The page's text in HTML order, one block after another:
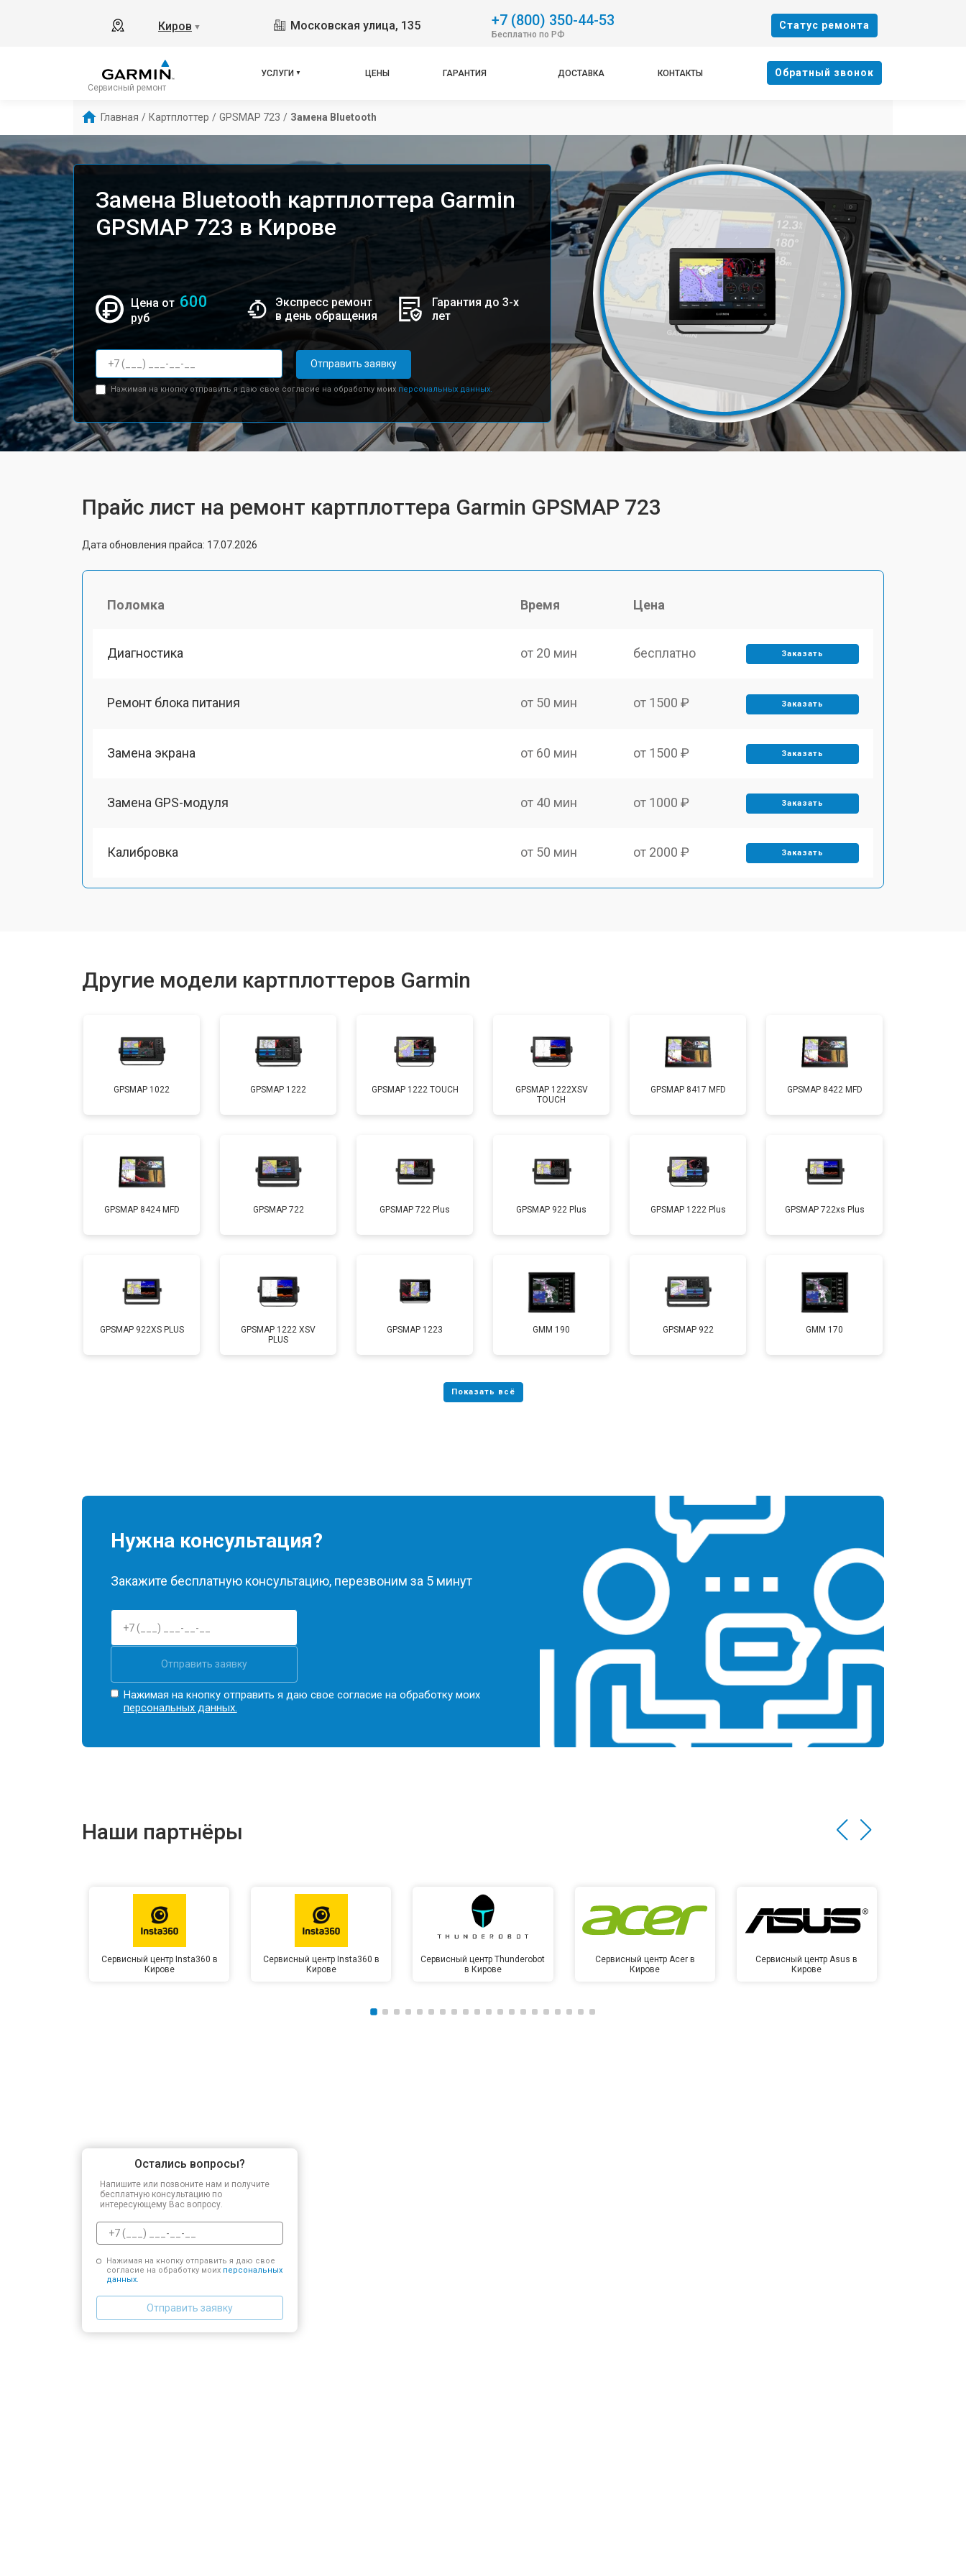
Киров ▼ Московская улица, 135 +7 (800) 350-44-53
Бесплатно по РФ
Cтатус ремонта
Сервисный ремонт
УСЛУГИ ЦЕНЫ ГАРАНТИЯ ДОСТАВКА КОНТАКТЫ Oбратный звонок
Главная / Картплоттер / GPSMAP 723 / Замена Bluetooth
Замена Bluetooth картплоттера Garmin
GPSMAP 723 в Кирове
Цена от 600
руб
Экспресс ремонт
в день обращения
Гарантия до 3-х
лет
Отправить заявку
Нажимая на кнопку отправить я даю свое согласие на обработку моих персональных данных.
Прайс лист на ремонт картплоттера Garmin GPSMAP 723
Дата обновления прайса: 17.07.2026
Поломка Время Цена
Диагностика от 20 мин бесплатно Заказать
Ремонт блока питания от 50 мин от 1500 ₽ Заказать
Замена экрана от 60 мин от 1500 ₽ Заказать
Замена GPS-модуля от 40 мин от 1000 ₽ Заказать
Калибровка от 50 мин от 2000 ₽ Заказать
Другие модели картплоттеров Garmin
GPSMAP 1022 GPSMAP 1222 GPSMAP 1222 TOUCH
GPSMAP 1222XSV
TOUCH
GPSMAP 8417 MFD GPSMAP 8422 MFD
GPSMAP 8424 MFD GPSMAP 722 GPSMAP 722 Plus GPSMAP 922 Plus GPSMAP 1222 Plus GPSMAP 722xs Plus
GPSMAP 922XS PLUS
GPSMAP 1222 XSV
PLUS
GPSMAP 1223 GMM 190 GPSMAP 922 GMM 170
Нужна консультация?
Закажите бесплатную консультацию, перезвоним за 5 минут
Отправить заявку
Нажимая на кнопку отправить я даю свое согласие на обработку моих
персональных данных.
Наши партнёры
Сервисный центр Insta360 в
Кирове
Сервисный центр Insta360 в
Кирове
Сервисный центр Thunderobot
в Кирове
Сервисный центр Acer в
Кирове
Сервисный центр Asus в
Кирове
Остались вопросы?
Напишите или позвоните нам и получите
бесплатную консультацию по
интересующему Вас вопросу.
Нажимая на кнопку отправить я даю свое
согласие на обработку моих персональных
данных.
Отправить заявку